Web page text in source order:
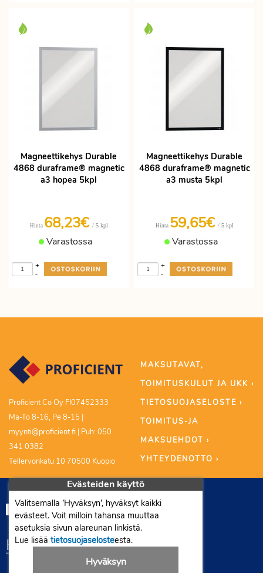
Magneettikehys Durable
4868 duraframe® magnetic
a3 hopea 5kpl
Hinta 68,23€ / 5 kpl
Varastossa
-
+
Magneettikehys Durable
4868 duraframe® magnetic
a3 musta 5kpl
Hinta 59,65€ / 5 kpl
Varastossa
-
+
Proficient Co Oy FI07452333
Ma-To 8-16, Pe 8-15 |
myynti@proficient.fi | Puh: 050
341 0382
Tellervonkatu 10 70500 Kuopio
MAKSUTAVAT,
TOIMITUSKULUT JA UKK ›
TIETOSUOJASELOSTE ›
TOIMITUS-JA
MAKSUEHDOT ›
YHTEYDENOTTO ›
Evästeiden käyttö
Valitsemalla ’Hyväksyn’, hyväksyt kaikki
evästeet. Voit milloin tahansa muuttaa
asetuksia sivun alareunan linkistä.
Lue lisää tietosuojaselosteesta.
Hyväksyn